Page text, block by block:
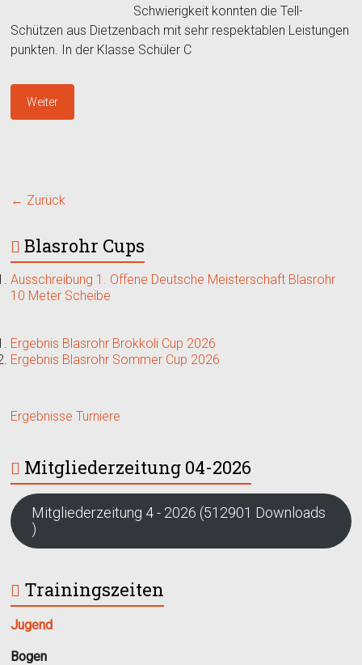
Schwierigkeit konnten die Tell-
Schützen aus Dietzenbach mit sehr respektablen Leistungen
punkten. In der Klasse Schüler C
Weiter
← Zurück
Blasrohr Cups
Ausschreibung 1. Offene Deutsche Meisterschaft Blasrohr
10 Meter Scheibe
Ergebnis Blasrohr Brokkoli Cup 2026
Ergebnis Blasrohr Sommer Cup 2026
Ergebnisse Turniere
Mitgliederzeitung 04-2026
Mitgliederzeitung 4 - 2026 (512901 Downloads
)
Trainingszeiten
Jugend
Bogen